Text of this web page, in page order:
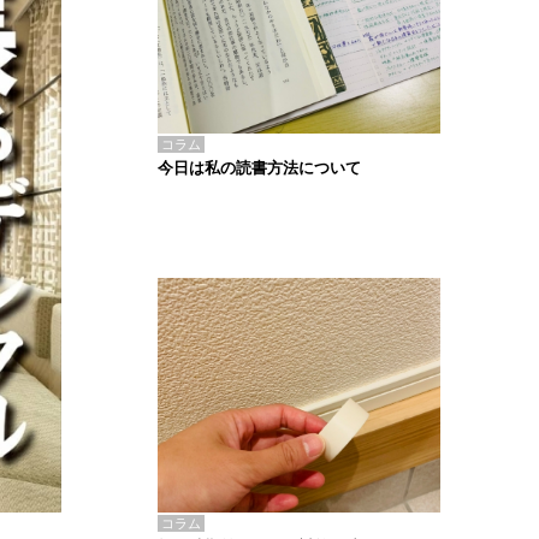
コラム
今日は私の読書方法について
コラム